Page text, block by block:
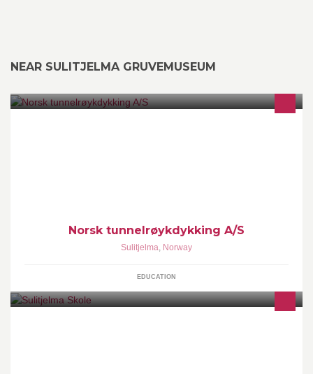
NEAR SULITJELMA GRUVEMUSEUM
Norsk tunnelrøykdykking A/S
Sulitjelma, Norway
EDUCATION